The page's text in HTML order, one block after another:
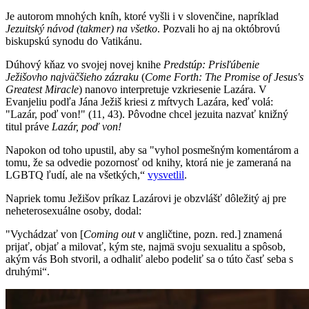
Je autorom mnohých kníh, ktoré vyšli i v slovenčine, napríklad
Jezuitský návod (takmer) na všetko. Pozvali ho aj na októbrovú
biskupskú synodu do Vatikánu.
Dúhový kňaz vo svojej novej knihe Predstúp: Prisľúbenie
Ježišovho najväčšieho zázraku (Come Forth: The Promise of Jesus's
Greatest Miracle) nanovo interpretuje vzkriesenie Lazára. V
Evanjeliu podľa Jána Ježiš kriesi z mŕtvych Lazára, keď volá:
"Lazár, poď von!" (11, 43). Pôvodne chcel jezuita nazvať knižný
titul práve Lazár, poď von!
Napokon od toho upustil, aby sa "vyhol posmešným komentárom a
tomu, že sa odvedie pozornosť od knihy, ktorá nie je zameraná na
LGBTQ ľudí, ale na všetkých,“ vysvetlil.
Napriek tomu Ježišov príkaz Lazárovi je obzvlášť dôležitý aj pre
neheterosexuálne osoby, dodal:
"Vychádzať von [Coming outv angličtine, pozn. red.] znamená
prijať, objať a milovať, kým ste, najmä svoju sexualitu a spôsob,
akým vás Boh stvoril, a odhaliť alebo podeliť sa o túto časť seba s
druhými“.